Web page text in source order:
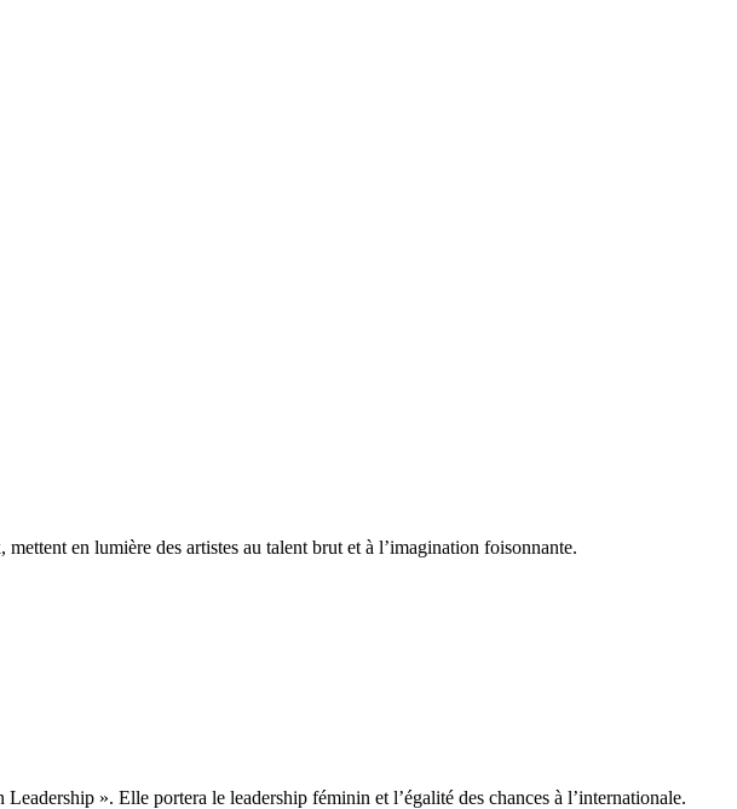
en lumière des artistes au talent brut et à l’imagination foisonnante.
». Elle portera le leadership féminin et l’égalité des chances à l’internationale.